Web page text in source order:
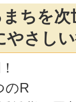
ちを
やさし
のR